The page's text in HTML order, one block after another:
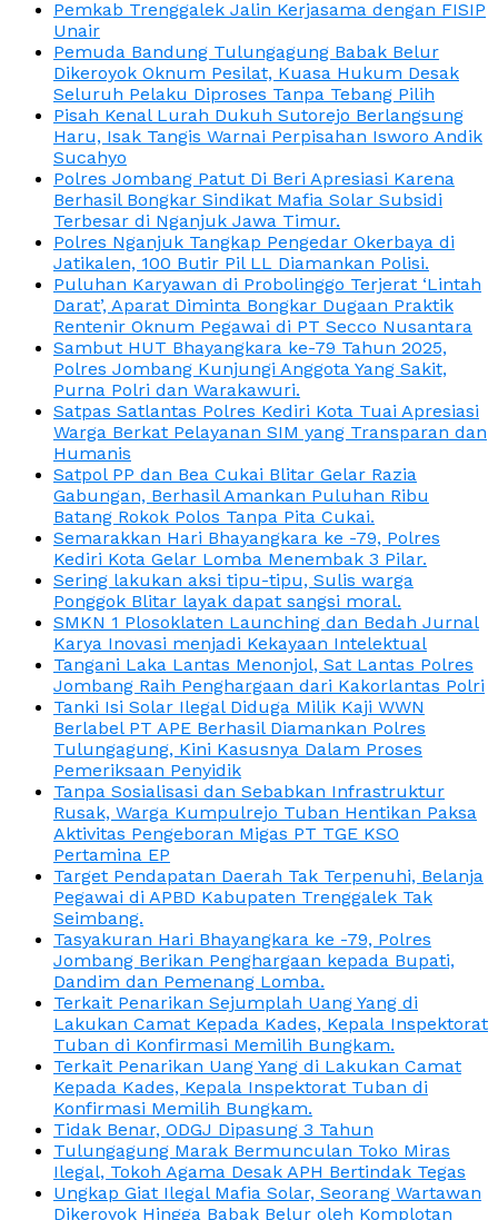
Pemkab Trenggalek Jalin Kerjasama dengan FISIP
Unair
Pemuda Bandung Tulungagung Babak Belur
Dikeroyok Oknum Pesilat, Kuasa Hukum Desak
Seluruh Pelaku Diproses Tanpa Tebang Pilih
Pisah Kenal Lurah Dukuh Sutorejo Berlangsung
Haru, Isak Tangis Warnai Perpisahan Isworo Andik
Sucahyo
Polres Jombang Patut Di Beri Apresiasi Karena
Berhasil Bongkar Sindikat Mafia Solar Subsidi
Terbesar di Nganjuk Jawa Timur.
Polres Nganjuk Tangkap Pengedar Okerbaya di
Jatikalen, 100 Butir Pil LL Diamankan Polisi.
Puluhan Karyawan di Probolinggo Terjerat ‘Lintah
Darat’, Aparat Diminta Bongkar Dugaan Praktik
Rentenir Oknum Pegawai di PT Secco Nusantara
Sambut HUT Bhayangkara ke-79 Tahun 2025,
Polres Jombang Kunjungi Anggota Yang Sakit,
Purna Polri dan Warakawuri.
Satpas Satlantas Polres Kediri Kota Tuai Apresiasi
Warga Berkat Pelayanan SIM yang Transparan dan
Humanis
Satpol PP dan Bea Cukai Blitar Gelar Razia
Gabungan, Berhasil Amankan Puluhan Ribu
Batang Rokok Polos Tanpa Pita Cukai.
Semarakkan Hari Bhayangkara ke -79, Polres
Kediri Kota Gelar Lomba Menembak 3 Pilar.
Sering lakukan aksi tipu-tipu, Sulis warga
Ponggok Blitar layak dapat sangsi moral.
SMKN 1 Plosoklaten Launching dan Bedah Jurnal
Karya Inovasi menjadi Kekayaan Intelektual
Tangani Laka Lantas Menonjol, Sat Lantas Polres
Jombang Raih Penghargaan dari Kakorlantas Polri
Tanki Isi Solar Ilegal Diduga Milik Kaji WWN
Berlabel PT APE Berhasil Diamankan Polres
Tulungagung, Kini Kasusnya Dalam Proses
Pemeriksaan Penyidik
Tanpa Sosialisasi dan Sebabkan Infrastruktur
Rusak, Warga Kumpulrejo Tuban Hentikan Paksa
Aktivitas Pengeboran Migas PT TGE KSO
Pertamina EP
Target Pendapatan Daerah Tak Terpenuhi, Belanja
Pegawai di APBD Kabupaten Trenggalek Tak
Seimbang.
Tasyakuran Hari Bhayangkara ke -79, Polres
Jombang Berikan Penghargaan kepada Bupati,
Dandim dan Pemenang Lomba.
Terkait Penarikan Sejumplah Uang Yang di
Lakukan Camat Kepada Kades, Kepala Inspektorat
Tuban di Konfirmasi Memilih Bungkam.
Terkait Penarikan Uang Yang di Lakukan Camat
Kepada Kades, Kepala Inspektorat Tuban di
Konfirmasi Memilih Bungkam.
Tidak Benar, ODGJ Dipasung 3 Tahun
Tulungagung Marak Bermunculan Toko Miras
Ilegal, Tokoh Agama Desak APH Bertindak Tegas
Ungkap Giat Ilegal Mafia Solar, Seorang Wartawan
Dikeroyok Hingga Babak Belur oleh Komplotan